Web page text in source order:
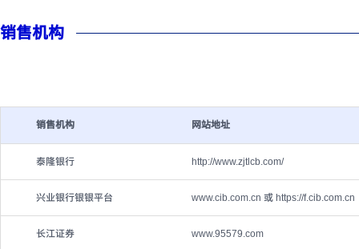
销售机构
销售机构 网站地址
泰隆银行 http://www.zjtlcb.com/
兴业银行银银平台 www.cib.com.cn 或 https://f.cib.com.cn
长江证券 www.95579.com